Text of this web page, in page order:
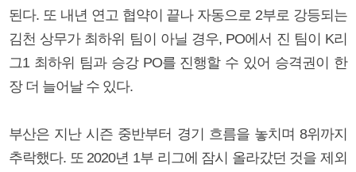
된다. 또 내년 연고 협약이 끝나 자동으로 2부로 강등되는
김천 상무가 최하위 팀이 아닐 경우, PO에서 진 팀이 K리
그1 최하위 팀과 승강 PO를 진행할 수 있어 승격권이 한
장 더 늘어날 수 있다.
부산은 지난 시즌 중반부터 경기 흐름을 놓치며 8위까지
추락했다. 또 2020년 1부 리그에 잠시 올라갔던 것을 제외